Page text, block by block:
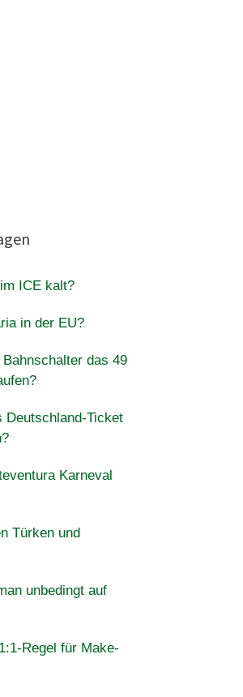
ICE kalt?
in der EU?
das 49
Deutschland-Ticket
Karneval
Türken und
unbedingt auf
Regel für Make-